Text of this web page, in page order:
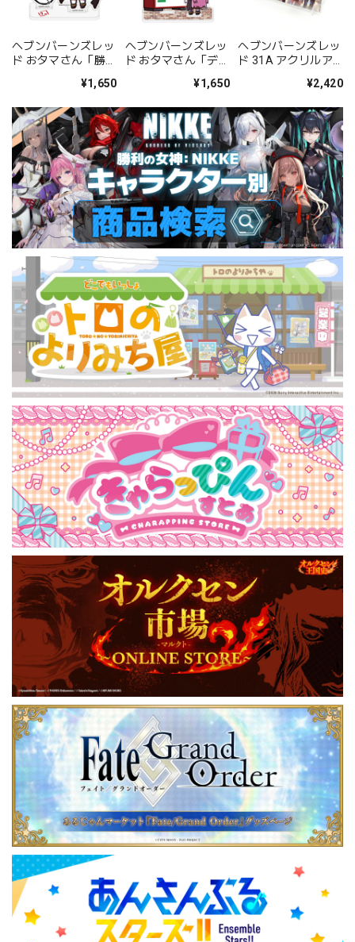
ヘブンバーンズレッ
ド おタマさん「勝ち
ございました。」 セ
ド
¥1,650
ヘブンバーンズレッ
ド おタマさん「ディ
フアクリルスタンド
¥1,650
ヘブンバーンズレッ
ド 31A アクリルア
¥2,420